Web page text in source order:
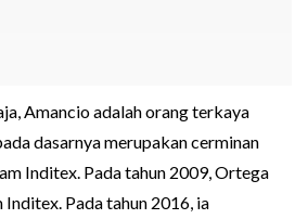
Amancio adalah orang terkaya
dasarnya merupakan cerminan
Inditex. Pada tahun 2009, Ortega
Pada tahun 2016, ia